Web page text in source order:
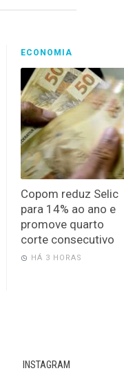
ECONOMIA
Copom reduz Selic
para 14% ao ano e
promove quarto
corte consecutivo
HÁ 3 HORAS
INSTAGRAM